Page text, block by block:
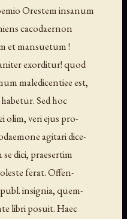
Orestem insanum
cacodaernon
et mansuetum !
exorditur! quod
maledicentiee est,
Sed hoc
olim, veri ejus pro-
agitari dice-
dici, praesertim
ferat. Offen-
insignia, quem-
libri posuit. Haec